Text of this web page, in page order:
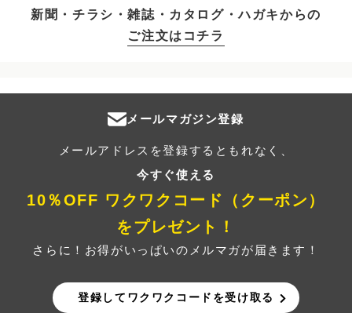
新聞・チラシ・雑誌・カタログ・ハガキからの
ご注文はコチラ
メールマガジン登録
メールアドレスを登録するともれなく、
今すぐ使える
10％OFF ワクワクコード（クーポン）
をプレゼント！
さらに！お得がいっぱいのメルマガが届きます！
登録してワクワクコードを受け取る